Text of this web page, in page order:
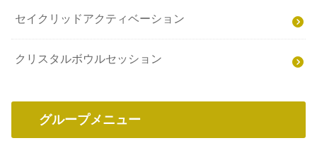
セイクリッドアクティベーション
クリスタルボウルセッション
グループメニュー